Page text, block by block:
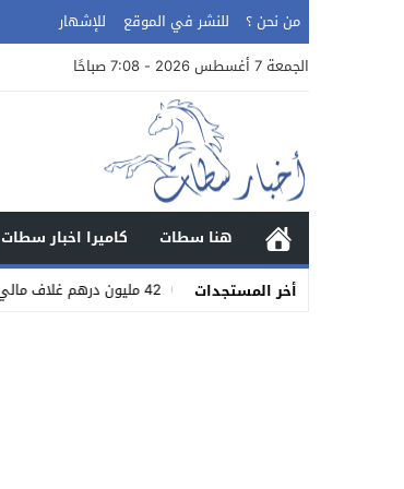
من نحن ؟ للنشر في الموقع
للإشهار
الجمعة 7 أغسطس 2026 - 7:08 صباحًا
هنا سطات كاميرا اخبار سطات
أخر المستجدات02:37 42 مليون درهم غلاف مالي لأول برنامج التنمية البشرية تحت إشراف كامل لحبوها